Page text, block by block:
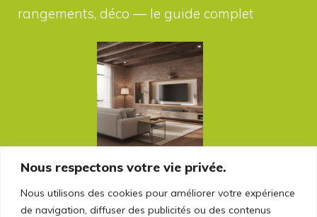
Nous respectons votre vie privée.
Nous utilisons des cookies pour améliorer votre expérience
de navigation, diffuser des publicités ou des contenus
rangements, déco — le guide complet
Les atouts d’une rénovation intelligente :
tirer parti de ce que la maison offre déjà